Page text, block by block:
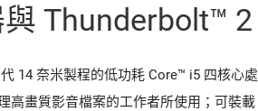
Thunderbolt™
14 奈米製程的低功耗 Core™ i5 四核心
畫質影音檔案的工作者所使用；可裝